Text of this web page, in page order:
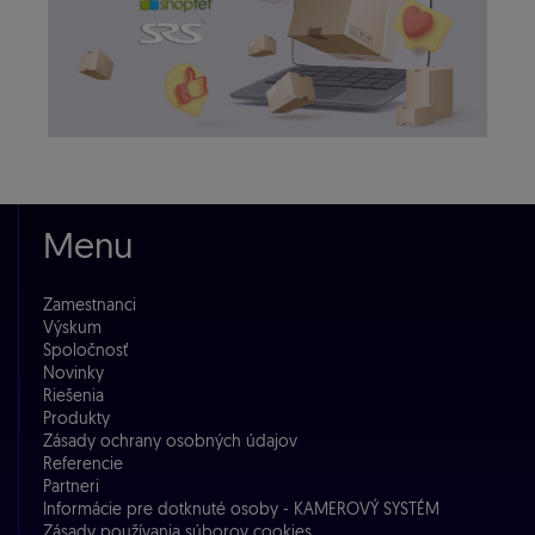
Menu
Zamestnanci
Výskum
Spoločnosť
Novinky
Riešenia
Produkty
Zásady ochrany osobných údajov
Referencie
Partneri
Informácie pre dotknuté osoby - KAMEROVÝ SYSTÉM